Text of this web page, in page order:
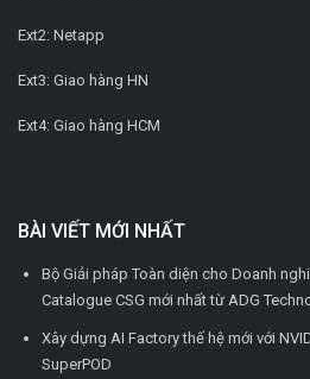
Ext2: Netapp
Ext3: Giao hàng HN
Ext4: Giao hàng HCM
BÀI VIẾT MỚI NHẤT
Bộ Giải pháp Toàn diện cho Doanh
Catalogue CSG mới nhất từ ADG
Xây dựng AI Factory thế hệ mới với
SuperPOD